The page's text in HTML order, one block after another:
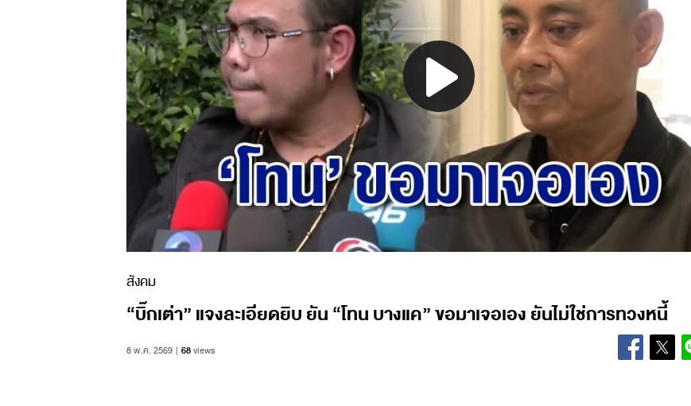
Play
Video
สังคม
“บิ๊กเต่า” แจงละเอียดยิบ ยัน “โทน บางแค” ขอมาเจอเอง ยันไม่ใช่การทวงหนี้
8 พ.ค. 2569 68views